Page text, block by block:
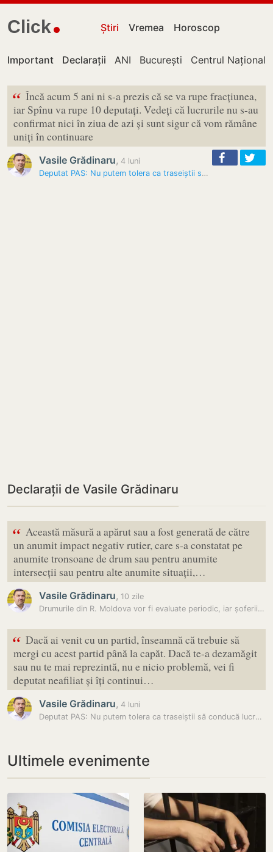
Click Știri Vremea Horoscop
Important Declarații ANI București Centrul Național
“ Încă acum 5 ani ni s-a prezis că se va rupe fracțiunea,
iar Spînu va rupe 10 deputați. Vedeți că lucrurile nu s-au
confirmat nici în ziua de azi și sunt sigur că vom rămâne
uniți în continuare
Vasile Grădinaru, 4 luni
Deputat PAS: Nu putem tolera ca traseiștii să conducă lucrurile în…
Declarații de Vasile Grădinaru
“ Această măsură a apărut sau a fost generată de către
un anumit impact negativ rutier, care s-a constatat pe
anumite tronsoane de drum sau pentru anumite
intersecții sau pentru alte anumite situații,…
Vasile Grădinaru, 10 zile
Drumurile din R. Moldova vor fi evaluate periodic, iar șoferii vor…
“ Dacă ai venit cu un partid, înseamnă că trebuie să
mergi cu acest partid până la capăt. Dacă te-a dezamăgit
sau nu te mai reprezintă, nu e nicio problemă, vei fi
deputat neafiliat și îți continui…
Vasile Grădinaru, 4 luni
Deputat PAS: Nu putem tolera ca traseiștii să conducă lucrurile în…
Ultimele evenimente